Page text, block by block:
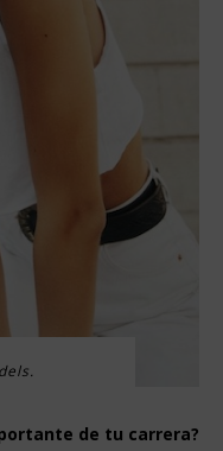
de tu carrera?